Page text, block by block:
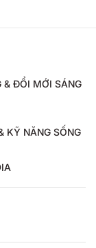
& ĐỔI MỚI SÁNG
KỸ NĂNG SỐNG